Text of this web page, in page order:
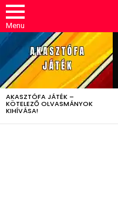
Menu
LATEST
STORIES
AKASZTÓFA JÁTÉK –
KÖTELEZŐ OLVASMÁNYOK
KIHÍVÁSA!